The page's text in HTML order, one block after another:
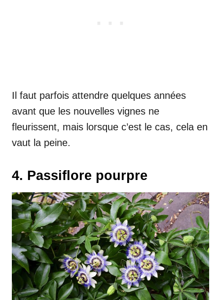
Il faut parfois attendre quelques années
avant que les nouvelles vignes ne
fleurissent, mais lorsque c’est le cas, cela en
vaut la peine.
4. Passiflore pourpre